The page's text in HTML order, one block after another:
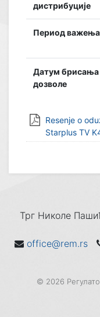
дистрибуције
Период важења
Датум брисања
дозволе
Resenje o
Starplus TV
Трг Николе
office@rem.rs
© 2026